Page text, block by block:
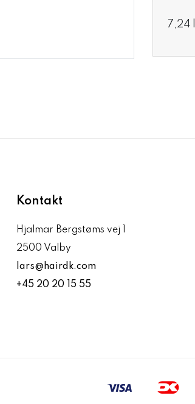
7,24
Kontakt
Hjalmar Bergstøms vej 1
2500 Valby
lars@hairdk.com
+45 20 20 15 55